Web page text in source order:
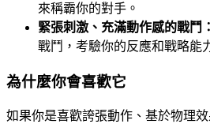
來稱霸你的對手。
緊張刺激、充滿動作感的戰鬥：
戰鬥，考驗你的反應和戰略能
為什麼你會喜歡它
如果你是喜歡誇張動作、基於物理